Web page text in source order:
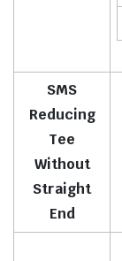
SMS
Reducing
Tee
Without
Straight
End